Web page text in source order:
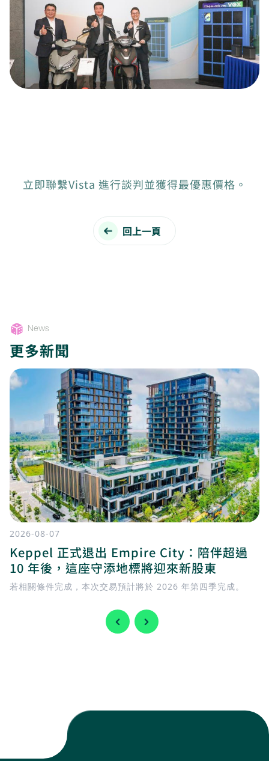
立即聯繫Vista 進行談判並獲得最優惠價格。
回上一頁
News
更多新聞
2026-08-07
Keppel 正式退出 Empire City：陪伴超過
10 年後，這座守添地標將迎來新股東
若相關條件完成，本次交易預計將於 2026 年第四季完成。